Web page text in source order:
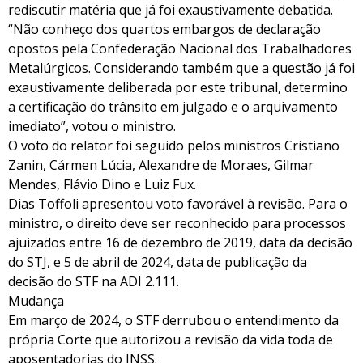
rediscutir matéria que já foi exaustivamente debatida.
“Não conheço dos quartos embargos de declaração
opostos pela Confederação Nacional dos Trabalhadores
Metalúrgicos. Considerando também que a questão já foi
exaustivamente deliberada por este tribunal, determino
a certificação do trânsito em julgado e o arquivamento
imediato”, votou o ministro.
O voto do relator foi seguido pelos ministros Cristiano
Zanin, Cármen Lúcia, Alexandre de Moraes, Gilmar
Mendes, Flávio Dino e Luiz Fux.
Dias Toffoli apresentou voto favorável à revisão. Para o
ministro, o direito deve ser reconhecido para processos
ajuizados entre 16 de dezembro de 2019, data da decisão
do STJ, e 5 de abril de 2024, data de publicação da
decisão do STF na ADI 2.111.
Mudança
Em março de 2024, o STF derrubou o entendimento da
própria Corte que autorizou a revisão da vida toda de
aposentadorias do INSS.